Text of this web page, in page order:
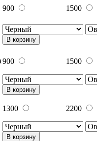
900
1500
В корзину
900 1500
В корзину
1300 2200
В корзину